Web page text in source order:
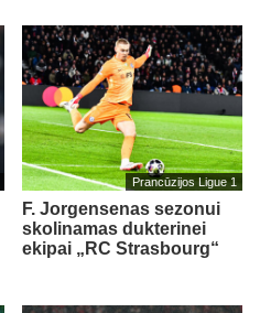
Prancūzijos Ligue 1
F. Jorgensenas sezonui
skolinamas dukterinei
ekipai „RC Strasbourg“